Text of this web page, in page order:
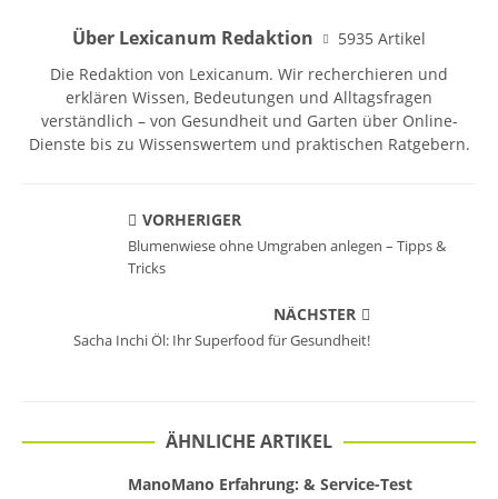
Über Lexicanum Redaktion
5935 Artikel
Die Redaktion von Lexicanum. Wir recherchieren und
erklären Wissen, Bedeutungen und Alltagsfragen
verständlich – von Gesundheit und Garten über Online-
Dienste bis zu Wissenswertem und praktischen Ratgebern.
VORHERIGER
Blumenwiese ohne Umgraben anlegen – Tipps &
Tricks
NÄCHSTER
Sacha Inchi Öl: Ihr Superfood für Gesundheit!
ÄHNLICHE ARTIKEL
ManoMano Erfahrung: & Service-Test